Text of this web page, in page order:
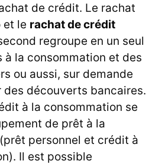
de crédit. Le rachat
et le rachat de crédit
regroupe en un seul
la consommation et des
ou aussi, sur demande
des découverts bancaires.
à la consommation se
de prêt à la
personnel et crédit à
Il est possible